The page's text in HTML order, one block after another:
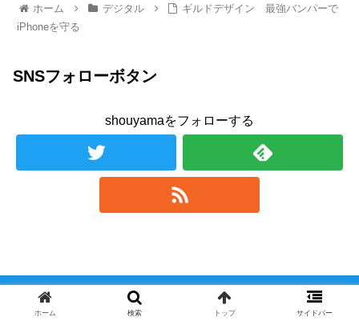
ホーム デジタル
ギルドデザイン 最強バンパーで
iPhoneを守る
SNSフォローボタン
shouyamaをフォローする
しょうちゃんブログ
ホーム 検索 トップ サイドバー